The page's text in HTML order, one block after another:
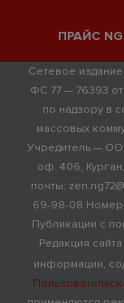
ПРАЙС
Сетевое
ФС 77 — 76393
по надзору в
массовых
Учредитель —
оф. 406,
почты:
69-98-08 Номер
Публикации с
Редакция
информации,